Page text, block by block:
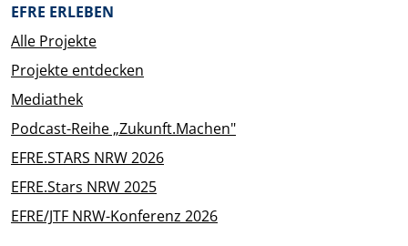
EFRE ERLEBEN
Alle Projekte
Projekte entdecken
Mediathek
Podcast-Reihe „Zukunft.Machen"
EFRE.STARS NRW 2026
EFRE.Stars NRW 2025
EFRE/JTF NRW-Konferenz 2026